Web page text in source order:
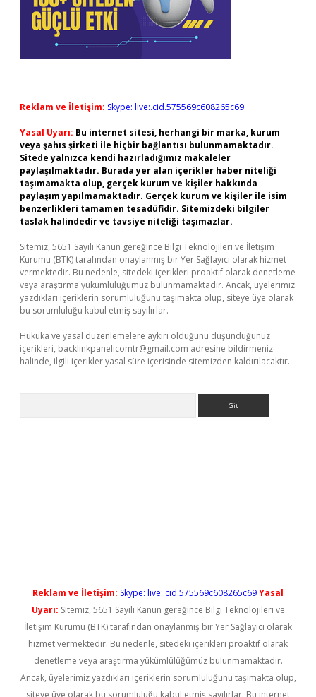
Reklam ve İletişim: Skype: live:.cid.575569c608265c69
Yasal Uyarı: Bu internet sitesi, herhangi bir marka, kurum
veya şahıs şirketi ile hiçbir bağlantısı bulunmamaktadır.
Sitede yalnızca kendi hazırladığımız makaleler
paylaşılmaktadır. Burada yer alan içerikler haber niteliği
taşımamakta olup, gerçek kurum ve kişiler hakkında
paylaşım yapılmamaktadır. Gerçek kurum ve kişiler ile isim
benzerlikleri tamamen tesadüfidir. Sitemizdeki bilgiler
taslak halindedir ve tavsiye niteliği taşımazlar.
Sitemiz, 5651 Sayılı Kanun gereğince Bilgi Teknolojileri ve İletişim
Kurumu (BTK) tarafından onaylanmış bir Yer Sağlayıcı olarak hizmet
vermektedir. Bu nedenle, sitedeki içerikleri proaktif olarak denetleme
veya araştırma yükümlülüğümüz bulunmamaktadır. Ancak, üyelerimiz
yazdıkları içeriklerin sorumluluğunu taşımakta olup, siteye üye olarak
bu sorumluluğu kabul etmiş sayılırlar.
Hukuka ve yasal düzenlemelere aykırı olduğunu düşündüğünüz
içerikleri, backlinkpanelicomtr@gmail.com adresine bildirmeniz
halinde, ilgili içerikler yasal süre içerisinde sitemizden kaldırılacaktır.
Reklam ve İletişim: Skype: live:.cid.575569c608265c69Yasal
Uyarı: Sitemiz, 5651 Sayılı Kanun gereğince Bilgi Teknolojileri ve
İletişim Kurumu (BTK) tarafından onaylanmış bir Yer Sağlayıcı olarak
hizmet vermektedir. Bu nedenle, sitedeki içerikleri proaktif olarak
denetleme veya araştırma yükümlülüğümüz bulunmamaktadır.
Ancak, üyelerimiz yazdıkları içeriklerin sorumluluğunu taşımakta olup,
siteye üye olarak bu sorumluluğu kabul etmiş sayılırlar. Bu internet